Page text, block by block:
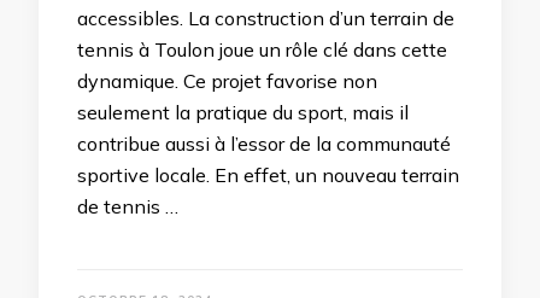
accessibles. La construction d’un terrain de
tennis à Toulon joue un rôle clé dans cette
dynamique. Ce projet favorise non
seulement la pratique du sport, mais il
contribue aussi à l’essor de la communauté
sportive locale. En effet, un nouveau terrain
de tennis …